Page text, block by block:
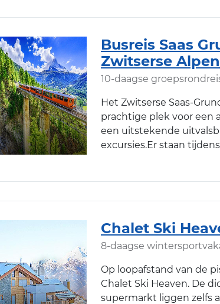
Busreis Saas
Zwitserse Alpen
10-daagse
Het Zwitserse Saas-
prachtige plek voor een
een uitstekende
excursies.Er staan
Chalet Ski
8-daagse
Op loopafstand van de
Chalet Ski Heaven. De
supermarkt liggen zelfs